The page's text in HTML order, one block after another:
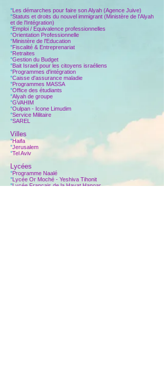
°Les démarches pour faire son Alyah (Agence Juive)
°Statuts et droits du nouvel immigrant (Ministère de l'Alyah
et de l'Intégration)
°Emploi / Equivalence professionnelles
°Orientation Professionnelle
°Ministère de l'Education
°Fiscalité & Entreprenariat
°Retraites
°Gestion du Budget
°Bait Israeli pour les citoyens israéliens
°Programmes d'intégration
°Caisse d'assurance maladie
°Programmes MASSA
°Office des étudiants
°Alyah de groupe
°GVAHIM
°Oulpan - Icone Limudim
°Service Militaire
°SAREL
Villes
°Haifa
°Jerusalem
°Tel Aviv
Lycées
°Programme Naalé
°Lycée Or Moché - Yeshiva Tihonit
°Lycée Français de la Havat Hanoar